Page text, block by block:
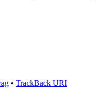
• TrackBack URI